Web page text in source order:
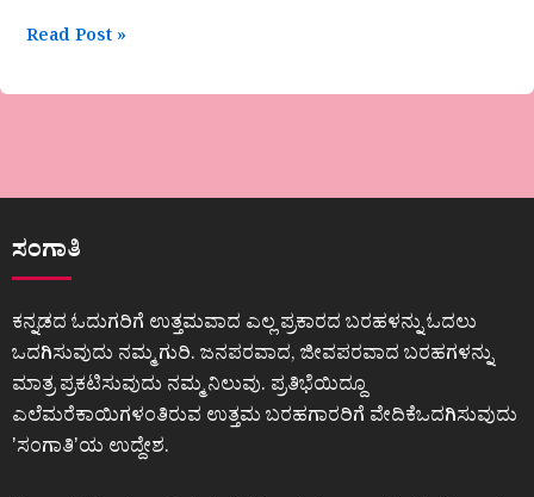
Read Post »
ಸಂಗಾತಿ
ಕನ್ನಡದ ಓದುಗರಿಗೆ ಉತ್ತಮವಾದ ಎಲ್ಲ ಪ್ರಕಾರದ ಬರಹಳನ್ನು ಓದಲು
ಒದಗಿಸುವುದು ನಮ್ಮ ಗುರಿ. ಜನಪರವಾದ, ಜೀವಪರವಾದ ಬರಹಗಳನ್ನು
ಮಾತ್ರ ಪ್ರಕಟಿಸುವುದು ನಮ್ಮ ನಿಲುವು. ಪ್ರತಿಭೆಯಿದ್ದೂ
ಎಲೆಮರೆಕಾಯಿಗಳಂತಿರುವ ಉತ್ತಮ ಬರಹಗಾರರಿಗೆ ವೇದಿಕೆಒದಗಿಸುವುದು
ʼಸಂಗಾತಿʼಯ ಉದ್ದೇಶ.